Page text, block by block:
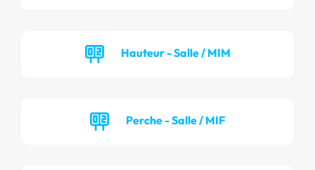
Hauteur - Salle / MIM
Perche - Salle / MIF